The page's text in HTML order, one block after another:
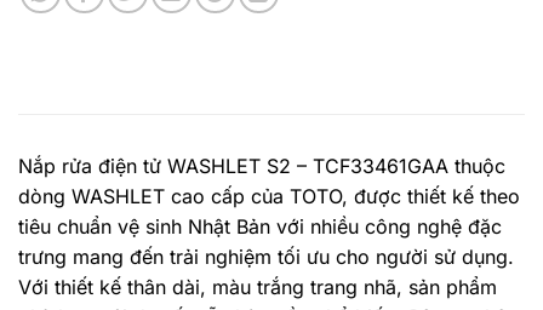
Nắp rửa điện tử WASHLET S2 – TCF33461GAA thuộc
dòng WASHLET cao cấp của TOTO, được thiết kế theo
tiêu chuẩn vệ sinh Nhật Bản với nhiều công nghệ đặc
trưng mang đến trải nghiệm tối ưu cho người sử dụng.
Với thiết kế thân dài, màu trắng trang nhã, sản phẩm